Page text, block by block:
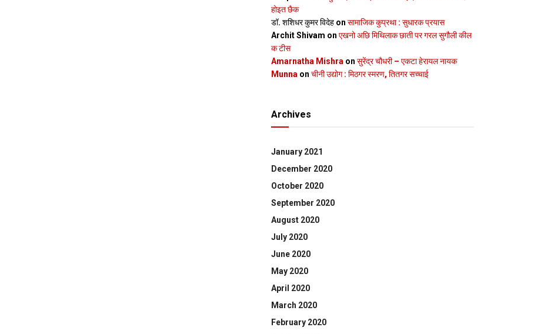
होइत छैक
डॉ. शशिधर कुमर विदेह on सामाजिक कुप्रथा : सुधारक प्रयास
Archit Shivam on एखनो अछि मिथिलाक छाती पर गरल सुगौली कील
क टीस
Amarnatha Mishra on सुरेंद्र चौधरी – एकटा हेरायल नायक
Munna on चीनी उद्योग : मिठगर स्‍मरण, तितगर सच्‍चाई
Archives
January 2021
December 2020
October 2020
September 2020
August 2020
July 2020
June 2020
May 2020
April 2020
March 2020
February 2020